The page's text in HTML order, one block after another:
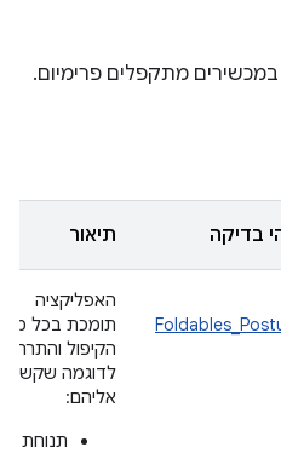
במכשירים מתקפלים פרימיום.
בדיקה תיאור
האפליקציה
תומכת בכל
הקיפול
לדוגמה
אליהם:
תנוחת